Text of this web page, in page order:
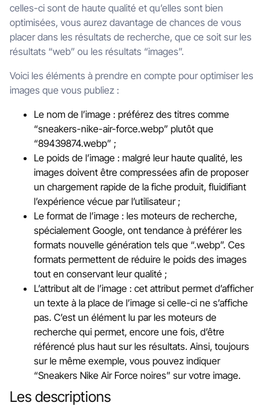
celles-ci sont de haute qualité et qu’elles sont bien
optimisées, vous aurez davantage de chances de vous
placer dans les résultats de recherche, que ce soit sur les
résultats “web” ou les résultats “images”.
Voici les éléments à prendre en compte pour optimiser les
images que vous publiez :
Le nom de l’image : préférez des titres comme
“sneakers-nike-air-force.webp” plutôt que
“89439874.webp” ;
Le poids de l’image : malgré leur haute qualité, les
images doivent être compressées afin de proposer
un chargement rapide de la fiche produit, fluidifiant
l’expérience vécue par l’utilisateur ;
Le format de l’image : les moteurs de recherche,
spécialement Google, ont tendance à préférer les
formats nouvelle génération tels que “.webp”. Ces
formats permettent de réduire le poids des images
tout en conservant leur qualité ;
L’attribut alt de l’image : cet attribut permet d’afficher
un texte à la place de l’image si celle-ci ne s’affiche
pas. C’est un élément lu par les moteurs de
recherche qui permet, encore une fois, d’être
référencé plus haut sur les résultats. Ainsi, toujours
sur le même exemple, vous pouvez indiquer
“Sneakers Nike Air Force noires” sur votre image.
Les descriptions